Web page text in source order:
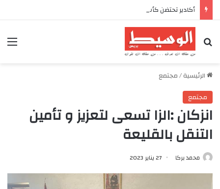
بحث عن
الرئيسية/مجتمع
مجتمع
انزكان :الزا تسعى لتعزيز و تأمين
التنقل بالقليعة
محمد بركا 27 يناير 2023